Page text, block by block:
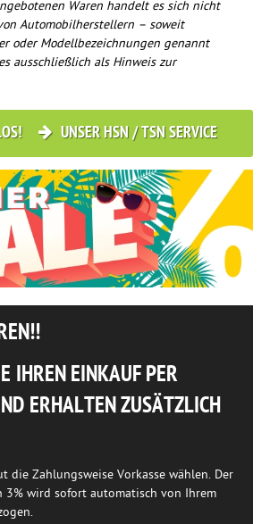
Waren handelt es sich nicht
Automobilherstellern – soweit
oder Modellbezeichnungen genannt
ausschließlich als Hinweis zur
UNSER HSN / TSN SERVICE
IHREN EINKAUF PER
ERHALTEN ZUSÄTZLICH
die Zahlungsweise Vorkasse wählen. Der
3% wird sofort automatisch von Ihrem